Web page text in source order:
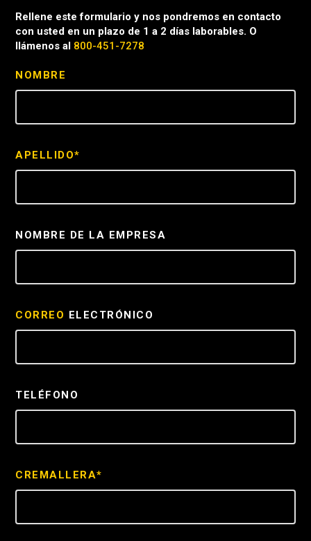
Rellene este formulario y nos pondremos en contacto
con usted en un plazo de 1 a 2 días laborables. O
llámenos al 800-451-7278
NOMBRE
APELLIDO*
NOMBRE DE LA EMPRESA
CORREO ELECTRÓNICO
TELÉFONO
CREMALLERA*